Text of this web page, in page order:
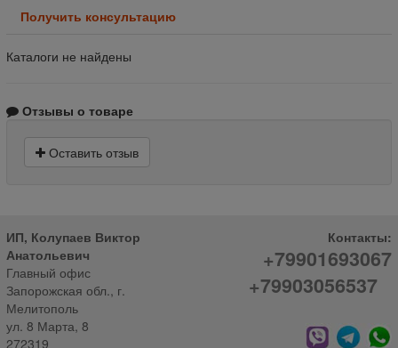
Получить консультацию
Каталоги не найдены
Отзывы о товаре
Оставить отзыв
ИП, Колупаев Виктор
Анатольевич
Главный офис
Запорожская обл., г.
Мелитополь
ул. 8 Марта, 8
272319
Контакты:
+79901693067
+79903056537